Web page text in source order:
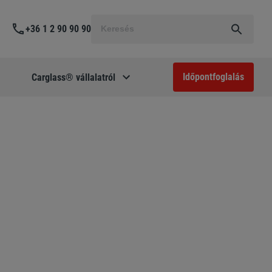
+36 1 2 90 90 90a
Carglass® vállalatról Időpontfoglalás